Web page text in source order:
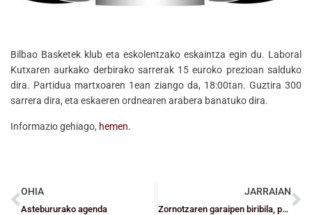
Bilbao Basketek klub eta eskolentzako eskaintza egin du. Laboral
Kutxaren aurkako derbirako sarrerak 15 euroko prezioan salduko
dira. Partidua martxoaren 1ean ziango da, 18:00tan. Guztira 300
sarrera dira, eta eskaeren ordnearen arabera banatuko dira.
Informazio gehiago, hemen.
OHIA
Astebururako agenda
JARRAIAN
Zornotzaren garaipen biribila, pozik egoteko arrazoi bakarra